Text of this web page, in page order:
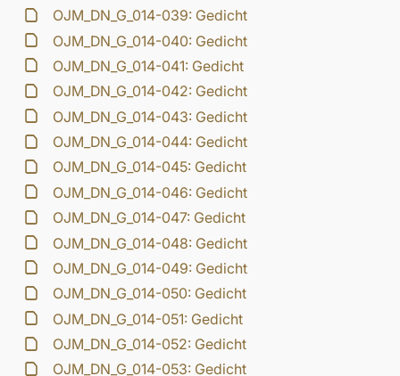
OJM_DN_G_014-039: Gedicht
OJM_DN_G_014-040: Gedicht
OJM_DN_G_014-041: Gedicht
OJM_DN_G_014-042: Gedicht
OJM_DN_G_014-043: Gedicht
OJM_DN_G_014-044: Gedicht
OJM_DN_G_014-045: Gedicht
OJM_DN_G_014-046: Gedicht
OJM_DN_G_014-047: Gedicht
OJM_DN_G_014-048: Gedicht
OJM_DN_G_014-049: Gedicht
OJM_DN_G_014-050: Gedicht
OJM_DN_G_014-051: Gedicht
OJM_DN_G_014-052: Gedicht
OJM_DN_G_014-053: Gedicht